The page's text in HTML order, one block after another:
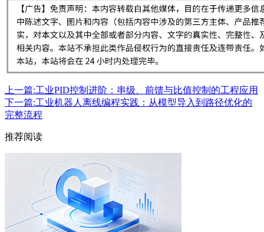
上一篇:工业PID控制进阶：串级、前馈与比值控制的工程应用
下一篇:工业机器人离线编程实践：从模型导入到路径优化的
完整流程
推荐阅读